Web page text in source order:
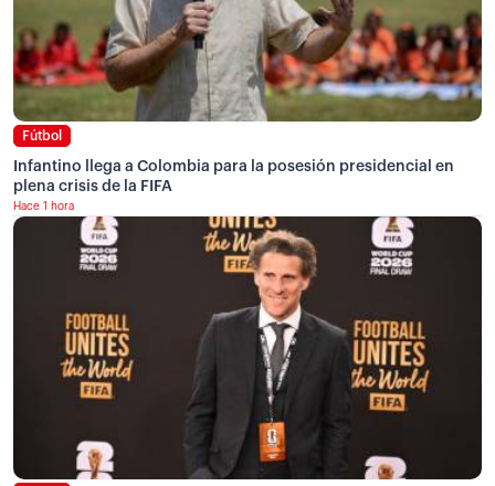
Fútbol
Infantino llega a Colombia para la posesión presidencial en
plena crisis de la FIFA
Hace 1 hora